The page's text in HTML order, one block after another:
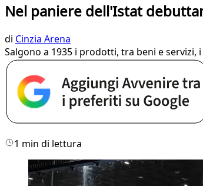
Nel paniere dell'Istat
di Cinzia Arena
Salgono a 1935 i prodotti, tra beni e
1 min di lettura